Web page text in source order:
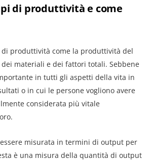
di produttività e come
produttività come la produttività del
materiali e dei fattori totali. Sebbene
in tutti gli aspetti della vita in
o in cui le persone vogliono avere
considerata più vitale
misurata in termini di output per
è una misura della quantità di output